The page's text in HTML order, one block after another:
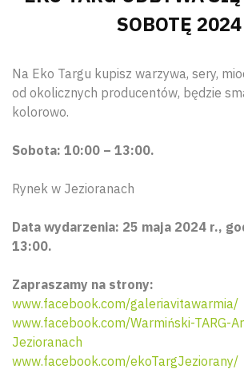
SOBOTĘ 2024
Na Eko Targu kupisz warzywa, sery,
od okolicznych producentów, będzie
kolorowo.
Sobota: 10:00 – 13:00.
Rynek w Jezioranach
Data wydarzenia: 25 maja 2024 r.,
13:00.
Zapraszamy na strony:
www.facebook.com/galeriavitawarmia/
www.facebook.com/Warmiński-TARG-
Jezioranach
www.facebook.com/ekoTargJeziorany/